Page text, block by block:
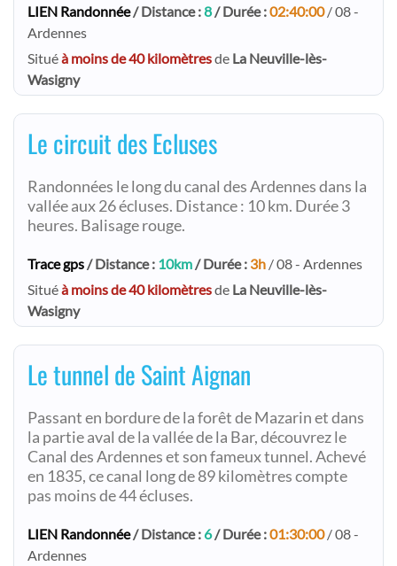
LIEN Randonnée/ Distance :8/ Durée :02:40:00/ 08 -
Ardennes
Situéà moins de 40 kilomètresde La Neuville-lès-
Wasigny
Le circuit des Ecluses
Randonnées le long du canal des Ardennes dans la
vallée aux 26 écluses. Distance : 10 km. Durée 3
heures. Balisage rouge.
Trace gps/ Distance : 10km/ Durée : 3h / 08 - Ardennes
Situéà moins de 40 kilomètresde La Neuville-lès-
Wasigny
Le tunnel de Saint Aignan
Passant en bordure de la forêt de Mazarin et dans
la partie aval de la vallée de la Bar, découvrez le
Canal des Ardennes et son fameux tunnel. Achevé
en 1835, ce canal long de 89 kilomètres compte
pas moins de 44 écluses.
LIEN Randonnée/ Distance : 6/ Durée :01:30:00/ 08 -
Ardennes